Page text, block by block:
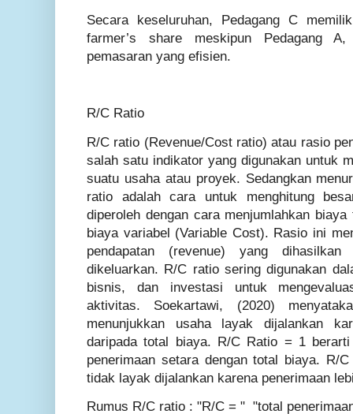
Secara keseluruhan, Pedagang C
farmer’s share meskipun Pedagang
pemasaran yang efisien.
R/C Ratio
R/C ratio (Revenue/Cost ratio) atau rasio
salah satu indikator yang digunakan untuk
suatu usaha atau proyek. Sedangkan
ratio adalah cara untuk menghitung
diperoleh dengan cara menjumlahkan
biaya variabel (Variable Cost). Rasio ini
pendapatan (revenue) yang
dikeluarkan. R/C ratio sering digunakan
bisnis, dan investasi untuk
aktivitas. Soekartawi, (2020)
menunjukkan usaha layak dijalankan
daripada total biaya. R/C Ratio = 1
penerimaan setara dengan total biaya. R/
tidak layak dijalankan karena penerimaan
Rumus R/C ratio : "R/C = " "total